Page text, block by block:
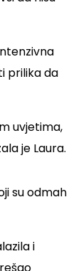
prilika da
uvjetima,
je Laura.
su odmah
i